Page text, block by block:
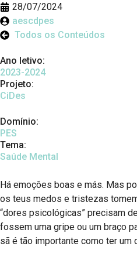
28/07/2024
aescdpes
Todos os Conteúdos
Ano letivo:
2023-2024
Projeto:
CiDes
Domínio:
PES
Tema:
Saúde Mental
Há emoções boas e más. Mas
os teus medos e tristezas
“dores psicológicas” precisam
fossem uma gripe ou um braço
sã é tão importante como ter um